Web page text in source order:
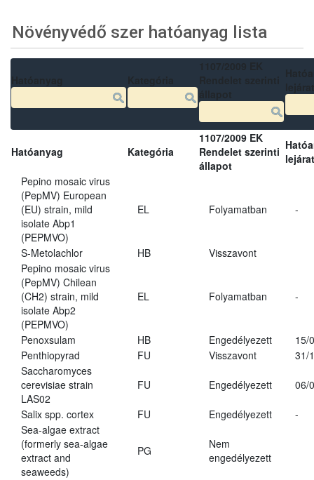
Növényvédő szer hatóanyag lista
Hatóanyag Kategória
1107/2009 EK
Rendelet szerinti
állapot
Pepino mosaic virus
(PepMV) European
(EU) strain, mild
isolate Abp1
(PEPMVO)
EL Folyamatban -
S-Metolachlor HB
Visszavont
Pepino mosaic virus
(PepMV) Chilean
(CH2) strain, mild
isolate Abp2
(PEPMVO)
EL Folyamatban -
Penoxsulam HB Engedélyezett
15/
Penthiopyrad
FU Visszavont
31/
Saccharomyces
cerevisiae strain
LAS02
FU Engedélyezett 06/
Salix spp. cortex FU Engedélyezett
-
Sea-algae extract
(formerly sea-algae
extract and
seaweeds)
PG
Nem
engedélyezett